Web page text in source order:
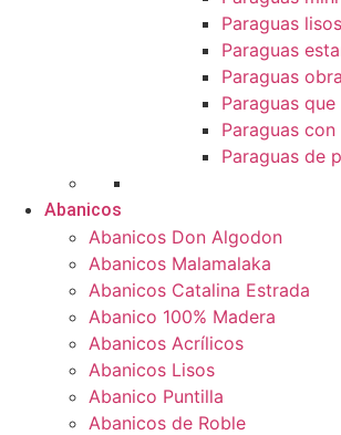
Paraguas lisos
Paraguas
Paraguas
Paraguas
Paraguas
Paraguas de
Abanicos
Abanicos Don Algodon
Abanicos Malamalaka
Abanicos Catalina Estrada
Abanico 100% Madera
Abanicos Acrílicos
Abanicos Lisos
Abanico Puntilla
Abanicos de Roble